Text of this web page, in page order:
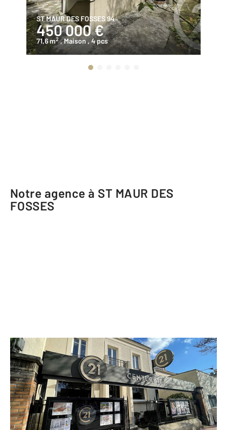
ST MAUR DES FOSSES 94
450 000 €
71,6 m2 , Maison , 4 pcs
Notre agence à ST MAUR DES
FOSSES
CENTURY 21 Concordance Immobilier
3 bis avenue Charles de Gaulle
ST MAUR DES FOSSES - 94100
Envoyer un message